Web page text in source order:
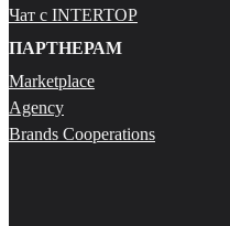
Чат с INTERTOP
ПАРТНЕРАМ
Marketplace
Agency
Brands Cooperations